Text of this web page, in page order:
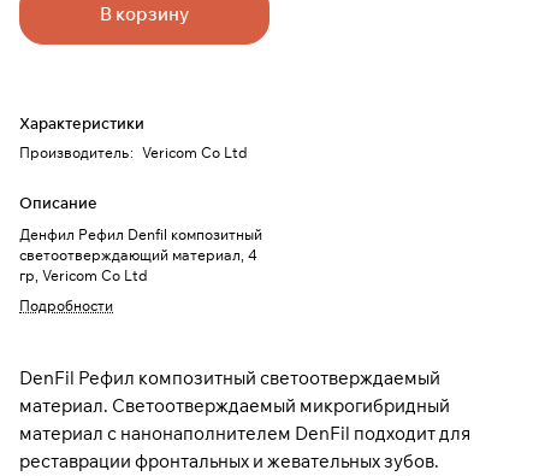
В корзину
Характеристики
Производитель: Vericom Co Ltd
Описание
Денфил Рефил Denfil композитный
светоотверждающий материал, 4
гр, Vericom Co Ltd
Подробности
DenFil Рефил композитный светоотверждаемый
материал. Светоотверждаемый микрогибридный
материал с нанонаполнителем DenFil подходит для
реставрации фронтальных и жевательных зубов.